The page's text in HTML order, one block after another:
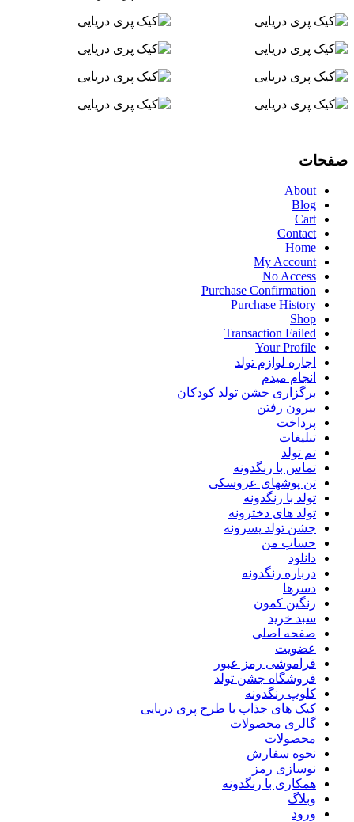
صفحات
About
Blog
Cart
Contact
Home
My Account
No Access
Purchase Confirmation
Purchase History
Shop
Transaction Failed
Your Profile
اجاره لوازم تولد
انجام میدم
برگزاری جشن تولد کودکان
بیرون رفتن
پرداخت
تبلیغات
تم تولد
تماس با رنگدونه
تن پوشهای عروسکی
تولد با رنگدونه
تولد های دخترونه
جشن تولد پسرونه
حساب من
دانلود
درباره رنگدونه
دسرها
رنگین کمون
سبد خرید
صفحه اصلی
عضویت
فراموشی رمز عبور
فروشگاه جشن تولد
کلوپ رنگدونه
کیک های جذاب با طرح پری دریایی
گالری محصولات
محصولات
نحوه سفارش
نوسازی رمز
همکاری با رنگدونه
وبلاگ
ورود